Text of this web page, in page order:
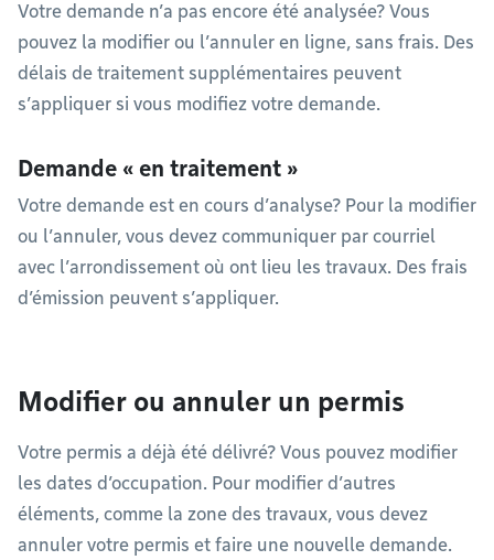
Votre demande n’a pas encore été analysée? Vous
pouvez la modifier ou l’annuler en ligne, sans frais. Des
délais de traitement supplémentaires peuvent
s’appliquer si vous modifiez votre demande.
Demande « en traitement »
Votre demande est en cours d’analyse? Pour la modifier
ou l’annuler, vous devez communiquer par courriel
avec l’arrondissement où ont lieu les travaux. Des frais
d’émission peuvent s’appliquer.
Modifier ou annuler un permis
Votre permis a déjà été délivré? Vous pouvez modifier
les dates d’occupation. Pour modifier d’autres
éléments, comme la zone des travaux, vous devez
annuler votre permis et faire une nouvelle demande.